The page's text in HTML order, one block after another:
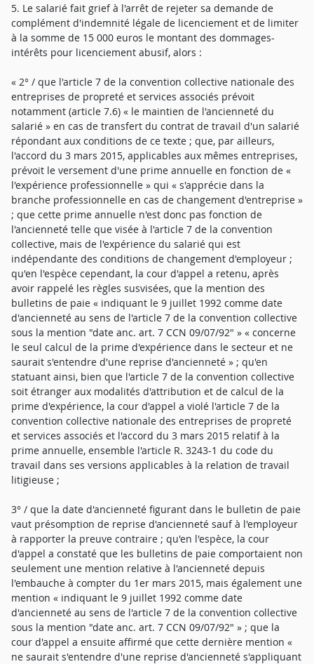
5. Le salarié fait grief à l'arrêt de rejeter sa demande de
complément d'indemnité légale de licenciement et de limiter
à la somme de 15 000 euros le montant des dommages-
intérêts pour licenciement abusif, alors :
« 2° / que l'article 7 de la convention collective nationale des
entreprises de propreté et services associés prévoit
notamment (article 7.6) « le maintien de l'ancienneté du
salarié » en cas de transfert du contrat de travail d'un salarié
répondant aux conditions de ce texte ; que, par ailleurs,
l'accord du 3 mars 2015, applicables aux mêmes entreprises,
prévoit le versement d'une prime annuelle en fonction de «
l'expérience professionnelle » qui « s'apprécie dans la
branche professionnelle en cas de changement d'entreprise »
; que cette prime annuelle n'est donc pas fonction de
l'ancienneté telle que visée à l'article 7 de la convention
collective, mais de l'expérience du salarié qui est
indépendante des conditions de changement d'employeur ;
qu'en l'espèce cependant, la cour d'appel a retenu, après
avoir rappelé les règles susvisées, que la mention des
bulletins de paie « indiquant le 9 juillet 1992 comme date
d'ancienneté au sens de l'article 7 de la convention collective
sous la mention "date anc. art. 7 CCN 09/07/92" » « concerne
le seul calcul de la prime d'expérience dans le secteur et ne
saurait s'entendre d'une reprise d'ancienneté » ; qu'en
statuant ainsi, bien que l'article 7 de la convention collective
soit étranger aux modalités d'attribution et de calcul de la
prime d'expérience, la cour d'appel a violé l'article 7 de la
convention collective nationale des entreprises de propreté
et services associés et l'accord du 3 mars 2015 relatif à la
prime annuelle, ensemble l'article R. 3243-1 du code du
travail dans ses versions applicables à la relation de travail
litigieuse ;
3° / que la date d'ancienneté figurant dans le bulletin de paie
vaut présomption de reprise d'ancienneté sauf à l'employeur
à rapporter la preuve contraire ; qu'en l'espèce, la cour
d'appel a constaté que les bulletins de paie comportaient non
seulement une mention relative à l'ancienneté depuis
l'embauche à compter du 1er mars 2015, mais également une
mention « indiquant le 9 juillet 1992 comme date
d'ancienneté au sens de l'article 7 de la convention collective
sous la mention "date anc. art. 7 CCN 09/07/92" » ; que la
cour d'appel a ensuite affirmé que cette dernière mention «
ne saurait s'entendre d'une reprise d'ancienneté s'appliquant